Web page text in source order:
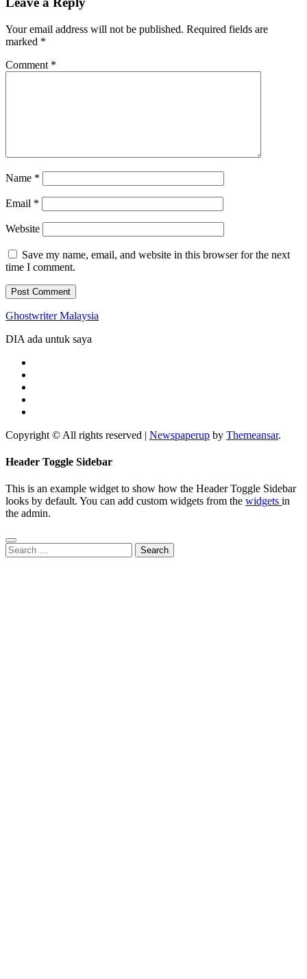
Your email address will not be published. Required fields are
marked *
Comment *
Name *
Email *
Website
Save my name, email, and website in this browser for the next
time I comment.
Ghostwriter Malaysia
DIA ada untuk saya
Copyright © All rights reserved | Newspaperup by Themeansar.
Header Toggle Sidebar
This is an example widget to show how the Header Toggle Sidebar
looks by default. You can add custom widgets from the widgets in
the admin.
Search
for: